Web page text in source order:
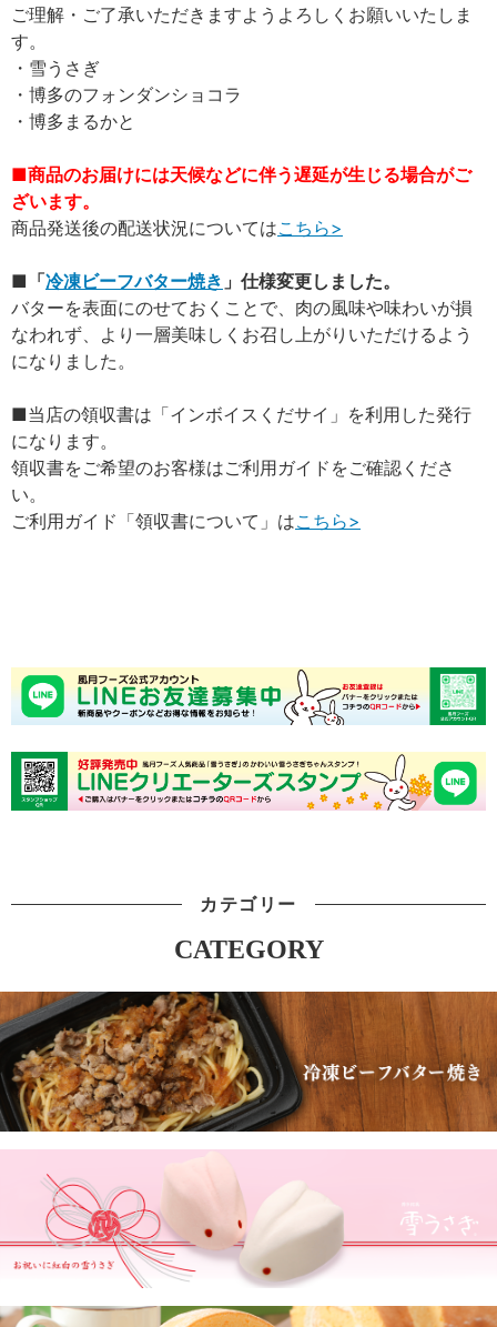
ご理解・ご了承いただきますようよろしくお願いいたしま
す。
・雪うさぎ
・博多のフォンダンショコラ
・博多まるかと
■商品のお届けには天候などに伴う遅延が生じる場合がご
ざいます。
商品発送後の配送状況についてはこちら>
■ 「冷凍ビーフバター焼き 」仕様変更しました。
バターを表面にのせておくことで、肉の風味や味わいが損
なわれず、より一層美味しくお召し上がりいただけるよう
になりました。
■当店の領収書は「インボイスくだサイ」を利用した発行
になります。
領収書をご希望のお客様はご利用ガイドをご確認くださ
い。
ご利用ガイド「領収書について」はこちら>
カテゴリー
CATEGORY